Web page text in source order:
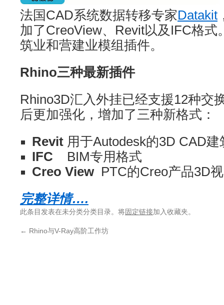
法国CAD系统数据转移专家Datakit
加了CreoView、Revit以及IFC格式
筑业和营建业模组插件。
Rhino三种最新插件
Rhino3D汇入外挂已经支援12种交
后更加强化，增加了三种新格式：
Revit 用于Autodesk的3D CAD建
IFC
BIM专用格式
Creo ViewPTC的Creo产品3D
完整详情….
此条目发表在未分类分类目录。将固定链接加入收藏夹。
← Rhino与V-Ray高阶工作坊